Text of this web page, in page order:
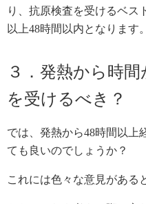
り、抗原検査を受けるベス
以上48時間以内となります。
３．発熱から時
を受けるべき？
では、発熱から48時間以上
ても良いのでしょうか？
これには色々な意見がある